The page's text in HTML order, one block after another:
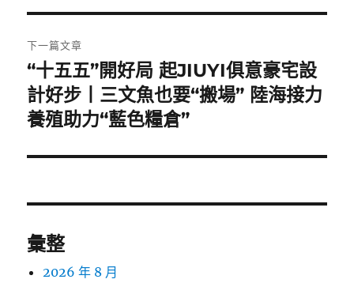
章:
下一篇文章
下
一
篇
章:
“十五五”開好局 起JIUYI俱意豪宅設
計好步丨三文魚也要“搬場” 陸海接力
養殖助力“藍色糧倉”
彙整
2026 年 8 月